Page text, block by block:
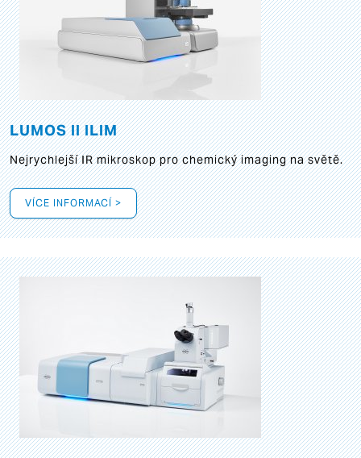
LUMOS II ILIM
Nejrychlejší IR mikroskop pro chemický imaging na světě.
VÍCE INFORMACÍ >